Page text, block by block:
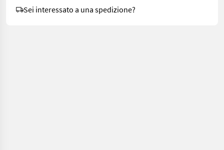
Sei interessato a una spedizione?